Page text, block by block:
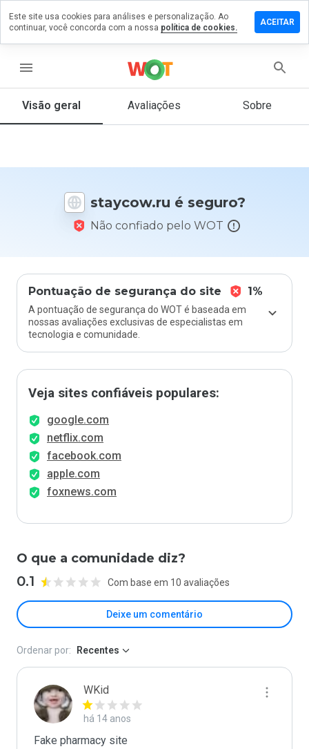
menu
Visão geral Avaliações Sobre
staycow.ru é seguro?
Não confiado pelo WOT
Pontuação de segurança do site 1%
A pontuação de segurança do WOT é baseada em
nossas avaliações exclusivas de especialistas em
tecnologia e comunidade.
Veja sites confiáveis populares:
google.com
netflix.com
facebook.com
apple.com
foxnews.com
O que a comunidade diz?
0.1 Com base em 10 avaliações
Deixe um comentário
um
que
Ordenar por: Recentes
WKid
há 14 anos
Fake pharmacy site
Este site usa cookies para análises e personalização. Ao
continuar, você concorda com a nossa política de cookies.
ACEITAR